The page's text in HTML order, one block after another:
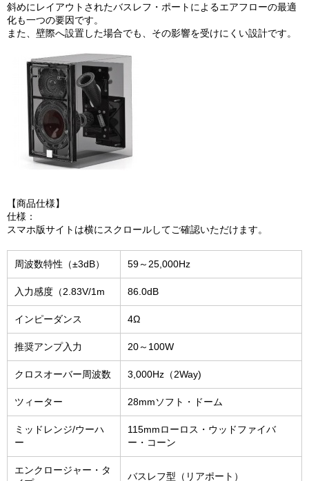
斜めにレイアウトされたバスレフ・ポートによるエアフローの最適
化も一つの要因です。
また、壁際へ設置した場合でも、その影響を受けにくい設計です。
【商品仕様】
仕様：
スマホ版サイトは横にスクロールしてご確認いただけます。
周波数特性（±3dB） 59～25,000Hz
入力感度（2.83V/1m 86.0dB
インピーダンス 4Ω
推奨アンプ入力 20～100W
クロスオーバー周波数 3,000Hz（2Way)
ツィーター 28mmソフト・ドーム
ミッドレンジ/ウーハ
ー
115mmローロス・ウッドファイバ
ー・コーン
エンクロージャー・タ
バスレフ型（リアポート）